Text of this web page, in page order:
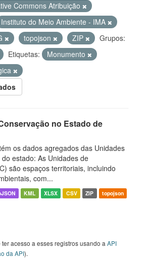
Commons Atribuição
Instituto do Meio Ambiente - IMA
topojson ZIP
Grupos:
Etiquetas:
Monumento
no Estado de
os dados agregados das Unidades
estado: As Unidades de
são espaços territoriais, incluindo
com...
KML XLSX CSV ZIP
topojson
acesso a esses registros usando a API
da API).